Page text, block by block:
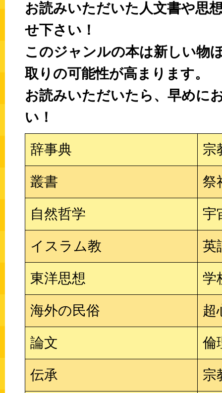
お読みいただいた人文書や思
せ下さい！
このジャンルの本は新しい物
取りの可能性が高まります。
お読みいただいたら、早めに
い！
辞事典 宗
叢書 祭
自然哲学 宇
イスラム教 英
東洋思想 学
海外の民俗 超
論文 倫
伝承 宗